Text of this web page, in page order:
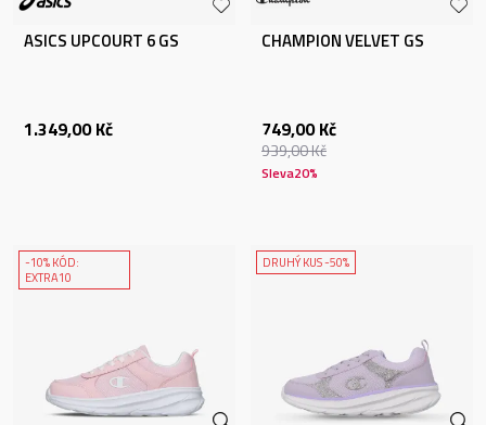
ASICS UPCOURT 6 GS
1.349,00 Kč
CHAMPION VELVET GS
749,00 Kč
939,00Kč
Sleva20%
-10% KÓD:
EXTRA10
DRUHÝ KUS -50%